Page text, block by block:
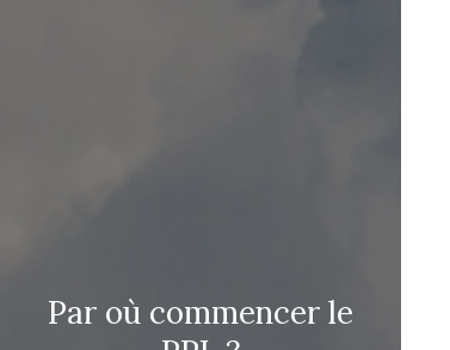
Par où commencer le